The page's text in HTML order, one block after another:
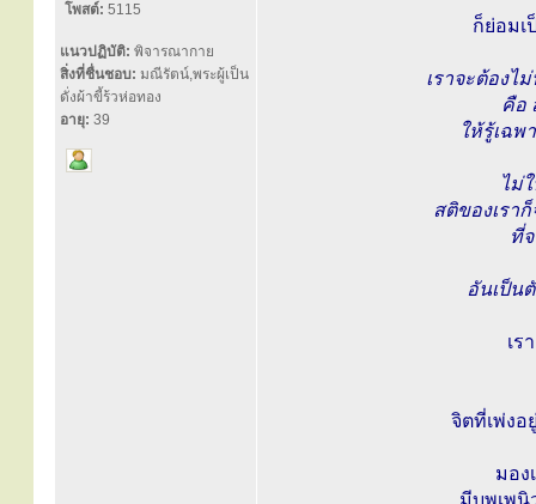
โพสต์: 5115
แนวปฏิบัติ: พิจารณากาย
สิ่งที่ชื่นชอบ: มณีรัตน์,พระผู้เป็น
ดั่งผ้าขี้ร้วห่อทอง
อายุ: 39
ก็ย่อมเ
เราจะต้องไ
คือ
ให้รู้เฉพ
ไม่
สติของเรา
ที่
อันเป็น
เร
จิตที่เพ่งอ
มอง
มีบุพเพนิ